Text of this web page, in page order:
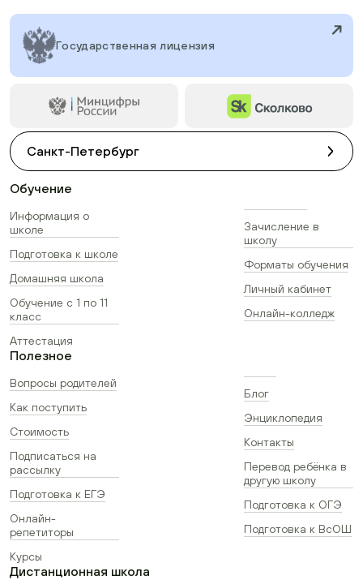
Государственная лицензия
Санкт-Петербург
Обучение
Информация о
школе
Подготовка к школе
Домашняя школа
Обучение с 1 по 11
класс
Аттестация
Зачисление в
школу
Форматы обучения
Личный кабинет
Онлайн-колледж
Полезное
Вопросы родителей
Как поступить
Стоимость
Подписаться на
рассылку
Подготовка к ЕГЭ
Онлайн-
репетиторы
Курсы
Блог
Энциклопедия
Контакты
Перевод ребёнка в
другую школу
Подготовка к ОГЭ
Подготовка к ВсОШ
Дистанционная школа